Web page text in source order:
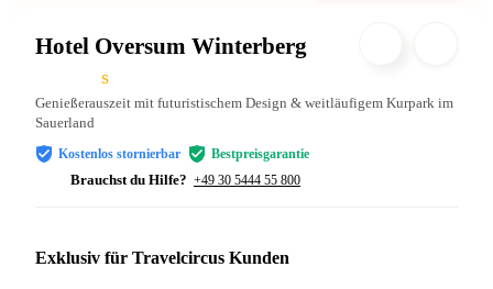
Hotel Oversum Winterberg
s
Genießerauszeit mit futuristischem Design & weitläufigem Kurpark im
Sauerland
Kostenlos stornierbar Bestpreisgarantie
Brauchst du Hilfe? +49 30 5444 55 800
Exklusiv für Travelcircus Kunden